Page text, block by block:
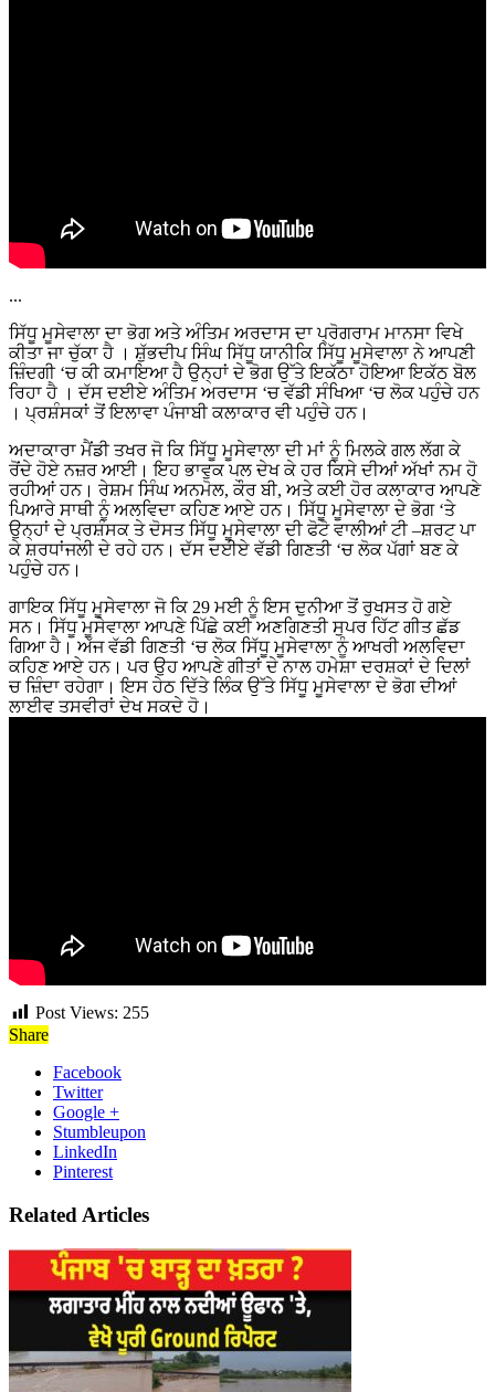
...
ਸਿੱਧੂ ਮੂਸੇਵਾਲਾ ਦਾ ਭੋਗ ਅਤੇ ਅੰਤਿਮ ਅਰਦਾਸ ਦਾ ਪ੍ਰੋਗਰਾਮ ਮਾਨਸਾ ਵਿਖੇ
ਕੀਤਾ ਜਾ ਚੁੱਕਾ ਹੈ । ਸ਼ੁੱਭਦੀਪ ਸਿੰਘ ਸਿੱਧੂ ਯਾਨੀਕਿ ਸਿੱਧੂ ਮੂਸੇਵਾਲਾ ਨੇ ਆਪਣੀ
ਜ਼ਿੰਦਗੀ ‘ਚ ਕੀ ਕਮਾਇਆ ਹੈ ਉਨ੍ਹਾਂ ਦੇ ਭੋਗ ਉੱਤੇ ਇਕੱਠਾ ਹੋਇਆ ਇਕੱਠ ਬੋਲ
ਰਿਹਾ ਹੈ । ਦੱਸ ਦਈਏ ਅੰਤਿਮ ਅਰਦਾਸ ‘ਚ ਵੱਡੀ ਸੰਖਿਆ ‘ਚ ਲੋਕ ਪਹੁੰਚੇ ਹਨ
। ਪ੍ਰਸ਼ੰਸਕਾਂ ਤੋਂ ਇਲਾਵਾ ਪੰਜਾਬੀ ਕਲਾਕਾਰ ਵੀ ਪਹੁੰਚੇ ਹਨ।
ਅਦਾਕਾਰਾ ਮੈਂਡੀ ਤਖਰ ਜੋ ਕਿ ਸਿੱਧੂ ਮੂਸੇਵਾਲਾ ਦੀ ਮਾਂ ਨੂੰ ਮਿਲਕੇ ਗਲ ਲੱਗ ਕੇ
ਰੋਂਦੇ ਹੋਏ ਨਜ਼ਰ ਆਈ। ਇਹ ਭਾਵੁਕ ਪਲ ਦੇਖ ਕੇ ਹਰ ਕਿਸੇ ਦੀਆਂ ਅੱਖਾਂ ਨਮ ਹੋ
ਰਹੀਆਂ ਹਨ। ਰੇਸ਼ਮ ਸਿੰਘ ਅਨਮੋਲ, ਕੌਰ ਬੀ, ਅਤੇ ਕਈ ਹੋਰ ਕਲਾਕਾਰ ਆਪਣੇ
ਪਿਆਰੇ ਸਾਥੀ ਨੂੰ ਅਲਵਿਦਾ ਕਹਿਣ ਆਏ ਹਨ। ਸਿੱਧੂ ਮੂਸੇਵਾਲਾ ਦੇ ਭੋਗ ‘ਤੇ
ਉਨ੍ਹਾਂ ਦੇ ਪ੍ਰਸ਼ੰਸਕ ਤੇ ਦੋਸਤ ਸਿੱਧੂ ਮੂਸੇਵਾਲਾ ਦੀ ਫੋਟੋ ਵਾਲੀਆਂ ਟੀ –ਸ਼ਰਟ ਪਾ
ਕੇ ਸ਼ਰਧਾਂਜਲੀ ਦੇ ਰਹੇ ਹਨ। ਦੱਸ ਦਈਏ ਵੱਡੀ ਗਿਣਤੀ ‘ਚ ਲੋਕ ਪੱਗਾਂ ਬਣ ਕੇ
ਪਹੁੰਚੇ ਹਨ।
ਗਾਇਕ ਸਿੱਧੂ ਮੂਸੇਵਾਲਾ ਜੋ ਕਿ 29 ਮਈ ਨੂੰ ਇਸ ਦੁਨੀਆ ਤੋਂ ਰੁਖਸਤ ਹੋ ਗਏ
ਸਨ। ਸਿੱਧੂ ਮੂਸੇਵਾਲਾ ਆਪਣੇ ਪਿੱਛੇ ਕਈ ਅਣਗਿਣਤੀ ਸੁਪਰ ਹਿੱਟ ਗੀਤ ਛੱਡ
ਗਿਆ ਹੈ। ਅੱਜ ਵੱਡੀ ਗਿਣਤੀ ‘ਚ ਲੋਕ ਸਿੱਧੂ ਮੂਸੇਵਾਲਾ ਨੂੰ ਆਖਰੀ ਅਲਵਿਦਾ
ਕਹਿਣ ਆਏ ਹਨ। ਪਰ ਉਹ ਆਪਣੇ ਗੀਤਾਂ ਦੇ ਨਾਲ ਹਮੇਸ਼ਾ ਦਰਸ਼ਕਾਂ ਦੇ ਦਿਲਾਂ
ਚ ਜ਼ਿੰਦਾ ਰਹੇਗਾ। ਇਸ ਹੇਠ ਦਿੱਤੇ ਲਿੰਕ ਉੱਤੇ ਸਿੱਧੂ ਮੂਸੇਵਾਲਾ ਦੇ ਭੋਗ ਦੀਆਂ
ਲਾਈਵ ਤਸਵੀਰਾਂ ਦੇਖ ਸਕਦੇ ਹੋ।
Post Views: 255
Share
Facebook
Twitter
Google +
Stumbleupon
LinkedIn
Pinterest
Related Articles